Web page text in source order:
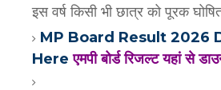
इस वर्ष किसी भी छात्र को पूरक
MP Board Result 2026
Here एमपी बोर्ड रिजल्ट यहां से